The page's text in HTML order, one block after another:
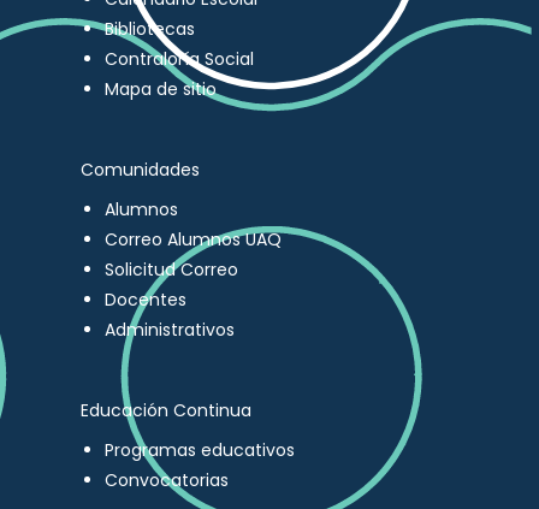
Bibliotecas
Contraloría Social
Mapa de sitio
Comunidades
Alumnos
Correo Alumnos UAQ
Solicitud Correo
Docentes
Administrativos
Educación Continua
Programas educativos
Convocatorias